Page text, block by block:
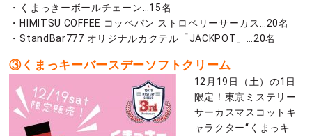
・くまっきーボールチェーン…15名
・HIMITSU COFFEE コッペパン ストロベリーサーカス…20名
・StandBar777 オリジナルカクテル「JACKPOT」…20名
③くまっキーバースデーソフトクリーム
12月19日（土）の1日
限定！東京ミステリー
サーカスマスコットキ
ャラクター“くまっキ